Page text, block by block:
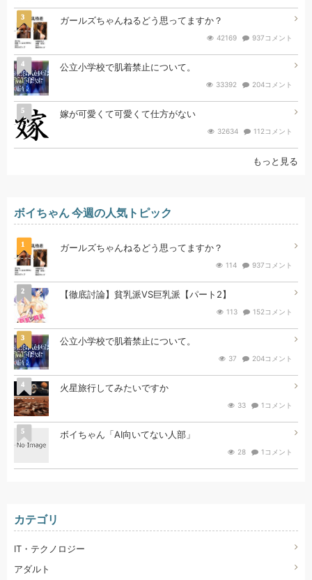
3 ガールズちゃんねるどう思ってますか？
42169 937コメント
4 公立小学校で肌着禁止について。
33392 204コメント
5 嫁が可愛くて可愛くて仕方がない
32634 112コメント
もっと見る
ボイちゃん 今週の人気トピック
1 ガールズちゃんねるどう思ってますか？
114 937コメント
2 【徹底討論】貧乳派VS巨乳派【パート2】
113 152コメント
3 公立小学校で肌着禁止について。
37 204コメント
4 火星旅行してみたいですか
33 1コメント
5 ボイちゃん「AI向いてない人部」
28 1コメント
カテゴリ
IT・テクノロジー
アダルト